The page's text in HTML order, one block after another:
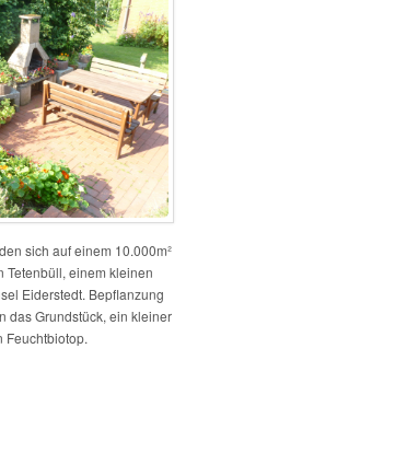
sich auf einem 10.000m²
Tetenbüll, einem kleinen
Eiderstedt. Bepflanzung
das Grundstück, ein kleiner
Feuchtbiotop.